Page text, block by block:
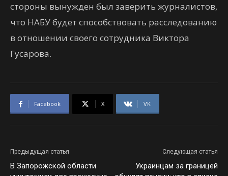
стороны вынужден был заверить журналистов,
что НАБУ будет способствовать расследованию
в отношении своего сотрудника Виктора
Гусарова.
Facebook X VK
Предыдущая статья
В Запорожской области
Следующая статья
Украинцам за границей